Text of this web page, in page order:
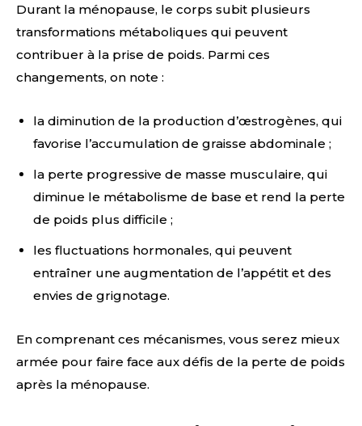
Durant la ménopause, le corps subit plusieurs
transformations métaboliques qui peuvent
contribuer à la prise de poids. Parmi ces
changements, on note :
la diminution de la production d’œstrogènes, qui
favorise l’accumulation de graisse abdominale ;
la perte progressive de masse musculaire, qui
diminue le métabolisme de base et rend la perte
de poids plus difficile ;
les fluctuations hormonales, qui peuvent
entraîner une augmentation de l’appétit et des
envies de grignotage.
En comprenant ces mécanismes, vous serez mieux
armée pour faire face aux défis de la perte de poids
après la ménopause.